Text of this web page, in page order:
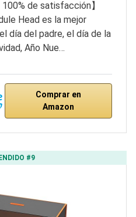
de satisfacción】
Head es la mejor
día del padre, el día de la
Año Nue…
Comprar en
Amazon
#9